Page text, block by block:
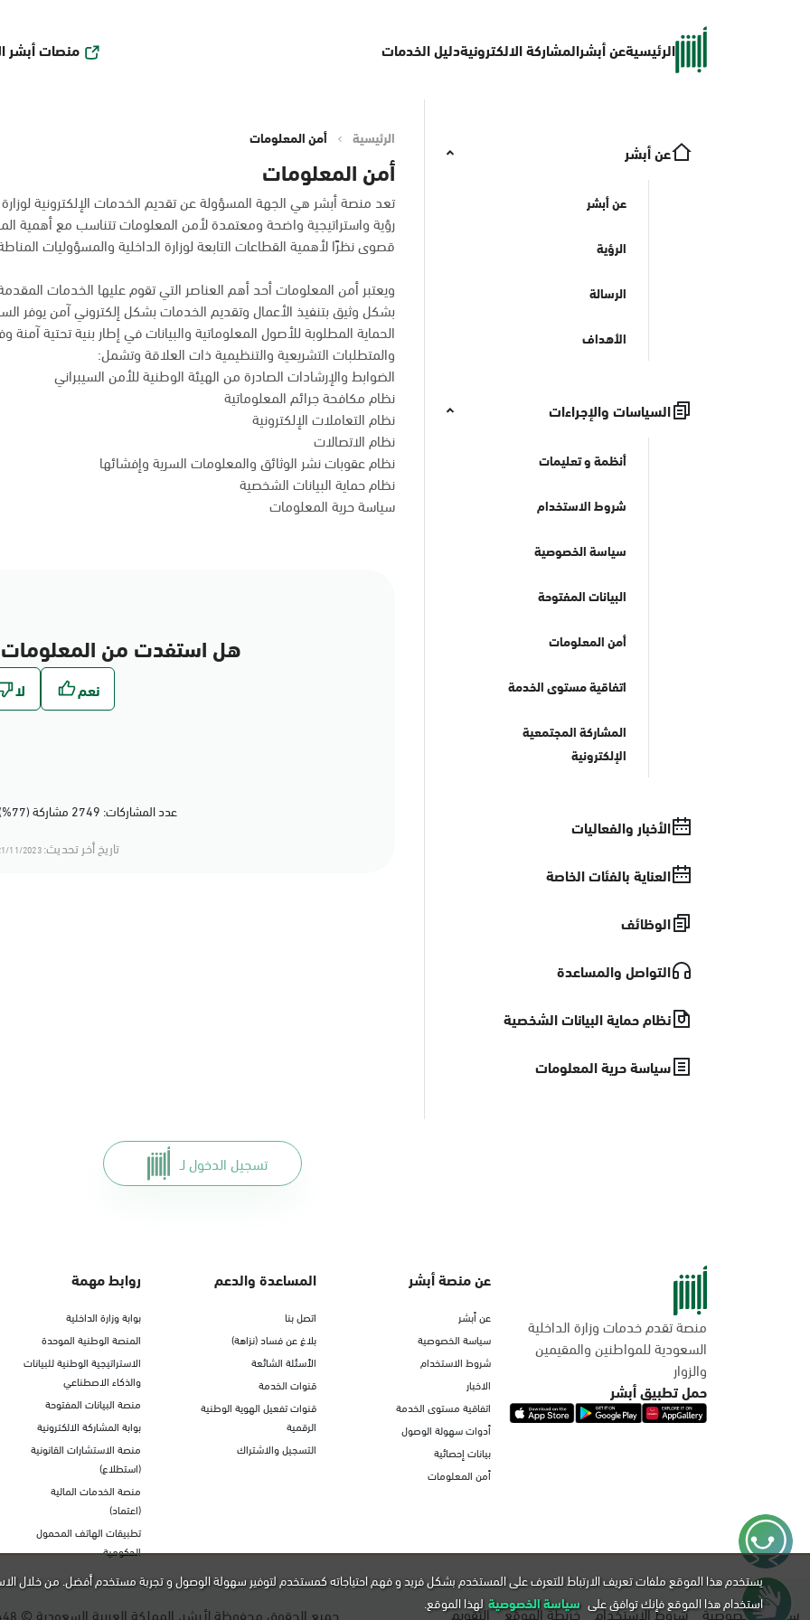
الرئيسيةعن أبشرالمشاركة الالكترونيةدليل الخدمات منصات أبشر
عن أبشر
عن أبشر
الرؤية
الرسالة
الأهداف
السياسات والإجراءات
أنظمة و تعليمات
شروط الاستخدام
سياسة الخصوصية
البيانات المفتوحة
أمن المعلومات
اتفاقية مستوى الخدمة
المشاركة المجتمعية
الإلكترونية
الأخبار والفعاليات
العناية بالفئات الخاصة
الوظائف
التواصل والمساعدة
نظام حماية البيانات الشخصية
سياسة حرية المعلومات
الرئيسية أمن المعلومات
أمن المعلومات
تعد منصة أبشر هي الجهة المسؤولة عن تقديم الخدمات الإلكترونية
رؤية واستراتيجية واضحة ومعتمدة لأمن المعلومات تتناسب مع أهمية
قصوى نظرًا لأهمية القطاعات التابعة لوزارة الداخلية والمسؤوليات
ويعتبر أمن المعلومات أحد أهم العناصر التي تقوم عليها الخدمات
بشكل وثيق بتنفيذ الأعمال وتقديم الخدمات بشكل إلكتروني آمن يوفر
الحماية المطلوبة للأصول المعلوماتية والبيانات في إطار بنية تحتية آمنة
والمتطلبات التشريعية والتنظيمية ذات العلاقة وتشمل:
الضوابط والإرشادات الصادرة من الهيئة الوطنية للأمن السيبراني
نظام مكافحة جرائم المعلوماتية
نظام التعاملات الإلكترونية
نظام الاتصالات
نظام عقوبات نشر الوثائق والمعلومات السرية وإفشائها
نظام حماية البيانات الشخصية
سياسة حرية المعلومات
هل استفدت من
عدد المشاركات: 2749 مشاركة (77%) أعجبهم المحتوى
تاريخ أخر تحديث:11/2023 18:11
تسجيل الدخول لـ
منصة تقدم خدمات وزارة الداخلية
السعودية للمواطنين والمقيمين
والزوار
حمل تطبيق أبشر
عن منصة أبشر
عن أبشر
سياسة الخصوصية
شروط الاستخدام
الاخبار
اتفاقية مستوى الخدمة
أدوات سهولة الوصول
بيانات إحصائية
أمن المعلومات
المساعدة والدعم
اتصل بنا
بلاغ عن فساد (نزاهة)
الأسئلة الشائعة
قنوات الخدمة
قنوات تفعيل الهوية الوطنية
الرقمية
التسجيل والاشتراك
روابط مهمة
بوابة وزارة الداخلية
المنصة الوطنية الموحدة
الاستراتيجية الوطنية للبيانات
والذكاء الاصطناعي
منصة البيانات المفتوحة
بوابة المشاركة الالكترونية
منصة الاستشارات القانونية
(استطلاع)
منصة الخدمات المالية
(اعتماد)
تطبيقات الهاتف المحمول
الحكومية
سياسة الخصوصية شروط الاستخدام خريطة الموقع التقويم جميع الحقوق محفوظة لأبشر، المملكة العربية السعودية ©
يستخدم هذا الموقع ملفات تعريف الارتباط للتعرف على المستخدم بشكل فريد و فهم احتياجاته كمستخدم لتوفير سهولة الوصول و تجربة مستخدم أفضل. من خلال
استخدام هذا الموقع فإنك توافق على سياسة الخصوصية لهذا الموقع.